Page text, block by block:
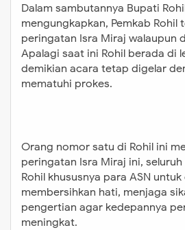
Dalam sambutannya Bupati
mengungkapkan, Pemkab Rohil
peringatan Isra Miraj walaupun
Apalagi saat ini Rohil berada di
demikian acara tetap digelar
mematuhi prokes.
Orang nomor satu di Rohil ini
peringatan Isra Miraj ini,
Rohil khususnya para ASN
membersihkan hati, menjaga
pengertian agar kedepannya
meningkat.